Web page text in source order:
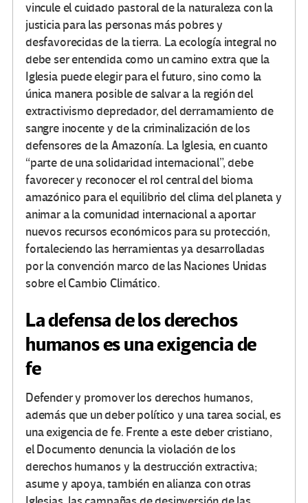
vincule el cuidado pastoral de la naturaleza con la
justicia para las personas más pobres y
desfavorecidas de la tierra. La ecología integral no
debe ser entendida como un camino extra que la
Iglesia puede elegir para el futuro, sino como la
única manera posible de salvar a la región del
extractivismo depredador, del derramamiento de
sangre inocente y de la criminalización de los
defensores de la Amazonía. La Iglesia, en cuanto
“parte de una solidaridad internacional”, debe
favorecer y reconocer el rol central del bioma
amazónico para el equilibrio del clima del planeta y
animar a la comunidad internacional a aportar
nuevos recursos económicos para su protección,
fortaleciendo las herramientas ya desarrolladas
por la convención marco de las Naciones Unidas
sobre el Cambio Climático.
La defensa de los derechos
humanos es una exigencia de
fe
Defender y promover los derechos humanos,
además que un deber político y una tarea social, es
una exigencia de fe. Frente a este deber cristiano,
el Documento denuncia la violación de los
derechos humanos y la destrucción extractiva;
asume y apoya, también en alianza con otras